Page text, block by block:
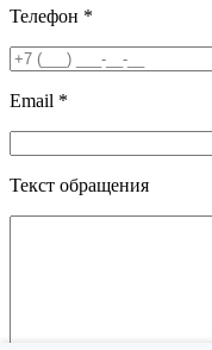
Телефон *
Email *
Текст обращения